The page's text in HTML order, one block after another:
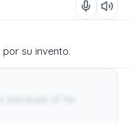
por su invento.